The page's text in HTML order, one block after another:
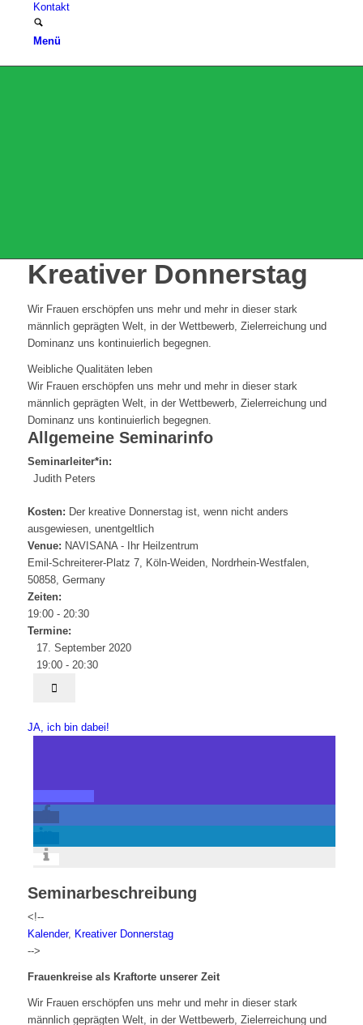
Kontakt
Menü
Kreativer Donnerstag
Wir Frauen erschöpfen uns mehr und mehr in dieser stark
männlich geprägten Welt, in der Wettbewerb, Zielerreichung und
Dominanz uns kontinuierlich begegnen.
Weibliche Qualitäten leben
Wir Frauen erschöpfen uns mehr und mehr in dieser stark
männlich geprägten Welt, in der Wettbewerb, Zielerreichung und
Dominanz uns kontinuierlich begegnen.
Allgemeine Seminarinfo
Seminarleiter*in:
Judith Peters
Kosten: Der kreative Donnerstag ist, wenn nicht anders
ausgewiesen, unentgeltlich
Venue: NAVISANA - Ihr Heilzentrum
Emil-Schreiterer-Platz 7, Köln-Weiden, Nordrhein-Westfalen,
50858, Germany
Zeiten:
19:00 - 20:30
Termine:
17. September 2020
19:00 - 20:30
JA, ich bin dabei!
Seminarbeschreibung
<!--
Kalender, Kreativer Donnerstag
-->
Frauenkreise als Kraftorte unserer Zeit
Wir Frauen erschöpfen uns mehr und mehr in dieser stark
männlich geprägten Welt, in der Wettbewerb, Zielerreichung und